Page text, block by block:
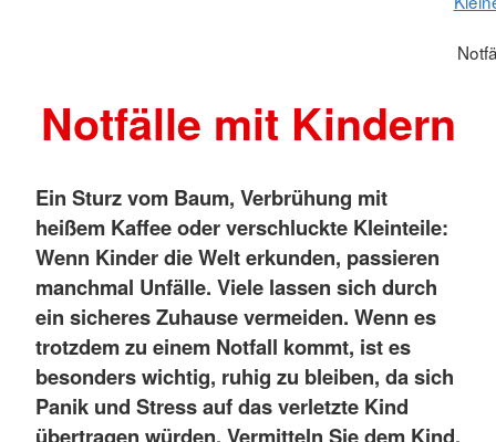
Notfälle mit Kindern
Ein Sturz vom Baum, Verbrühung mit
heißem Kaffee oder verschluckte Kleinteile:
Wenn Kinder die Welt erkunden, passieren
manchmal Unfälle. Viele lassen sich durch
ein sicheres Zuhause vermeiden. Wenn es
trotzdem zu einem Notfall kommt, ist es
besonders wichtig, ruhig zu bleiben, da sich
Panik und Stress auf das verletzte Kind
übertragen würden. Vermitteln Sie dem Kind,